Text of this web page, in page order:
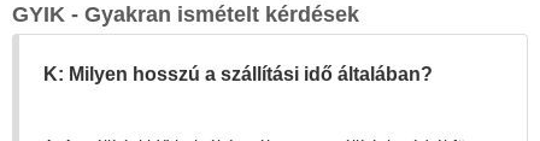
GYIK - Gyakran ismételt kérdések
K: Milyen hosszú a szállítási idő általában?